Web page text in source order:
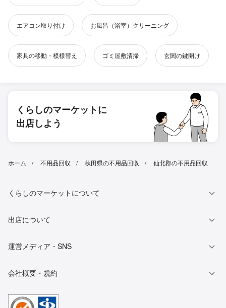
エアコン取り付け お風呂（浴室）クリーニング
家具の移動・模様替え ゴミ屋敷清掃 玄関の鍵開け
くらしのマーケットに
出店しよう
ホーム 不用品回収 秋田県の不用品回収 仙北郡の不用品回収
くらしのマーケットについて
出店について
運営メディア・SNS
会社概要・規約